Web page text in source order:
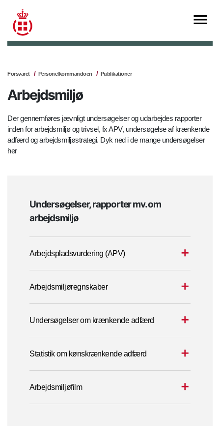
Forsvaret Personelkommandoen Publikationer
Arbejdsmiljø
Der gennemføres jævnligt undersøgelser og udarbejdes rapporter
inden for arbejdsmiljø og trivsel, fx APV, undersøgelse af krænkende
adfærd og arbejdsmiljøstrategi. Dyk ned i de mange undersøgelser
her
Undersøgelser, rapporter mv. om
arbejdsmiljø
Arbejdspladsvurdering (APV)
Arbejdsmiljøregnskaber
Undersøgelser om krænkende adfærd
Statistik om kønskrænkende adfærd
Arbejdsmiljøfilm